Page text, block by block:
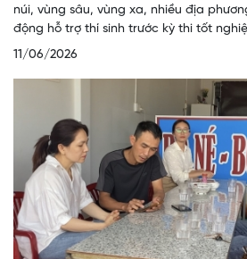
núi, vùng sâu, vùng xa, nhiều địa
động hỗ trợ thí sinh trước kỳ thi tốt
11/06/2026